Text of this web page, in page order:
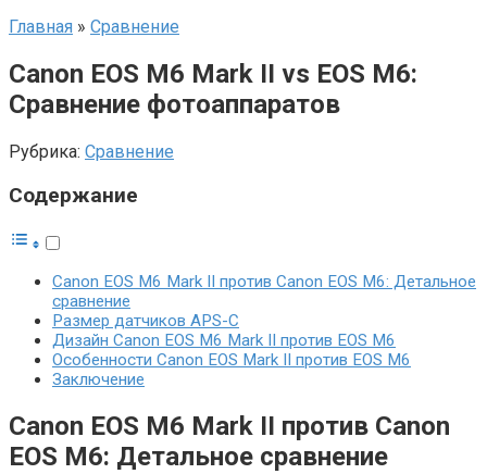
Главная » Сравнение
Canon EOS M6 Mark II vs EOS M6:
Сравнение фотоаппаратов
Рубрика: Сравнение
Содержание
Canon EOS M6 Mark II против Canon EOS M6: Детальное
сравнение
Размер датчиков APS-C
Дизайн Canon EOS M6 Mark II против EOS M6
Особенности Canon EOS Mark II против EOS M6
Заключение
Canon EOS M6 Mark II против Canon
EOS M6: Детальное сравнение